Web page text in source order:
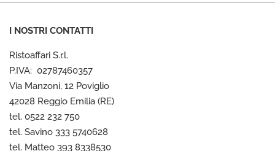
I NOSTRI CONTATTI
Ristoaffari S.r.l.
P.IVA: 02787460357
Via Manzoni, 12 Poviglio
42028 Reggio Emilia (RE)
tel. 0522 232 750
tel. Savino 333 5740628
tel. Matteo 393 8338530